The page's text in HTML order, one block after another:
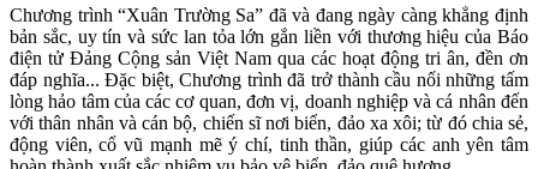
Chương trình “Xuân Trường Sa” đã và đang ngày càng khẳng định
bản sắc, uy tín và sức lan tỏa lớn gắn liền với thương hiệu của Báo
điện tử Đảng Cộng sản Việt Nam qua các hoạt động tri ân, đền ơn
đáp nghĩa... Đặc biệt, Chương trình đã trở thành cầu nối những tấm
lòng hảo tâm của các cơ quan, đơn vị, doanh nghiệp và cá nhân đến
với thân nhân và cán bộ, chiến sĩ nơi biển, đảo xa xôi; từ đó chia sẻ,
động viên, cổ vũ mạnh mẽ ý chí, tinh thần, giúp các anh yên tâm